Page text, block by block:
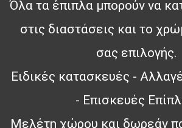
Όλα τα έπιπλα μπορούν να
στις διαστάσεις και το
σας επιλογής.
Ειδικές κατασκευές -
- Επισκευές
Μελέτη χώρου και δωρεάν